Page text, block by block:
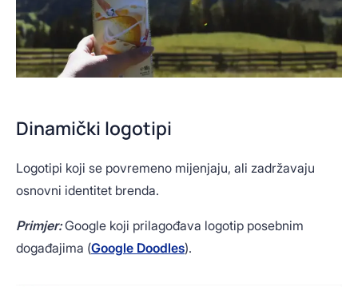
Dinamički logotipi
Logotipi koji se povremeno mijenjaju, ali zadržavaju
osnovni identitet brenda.
Primjer:Google koji prilagođava logotip posebnim
događajima (Google Doodles).